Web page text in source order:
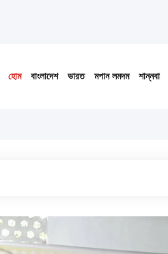
হোম বাংলাদেশ ভারত মপান লমদম শান্নবা